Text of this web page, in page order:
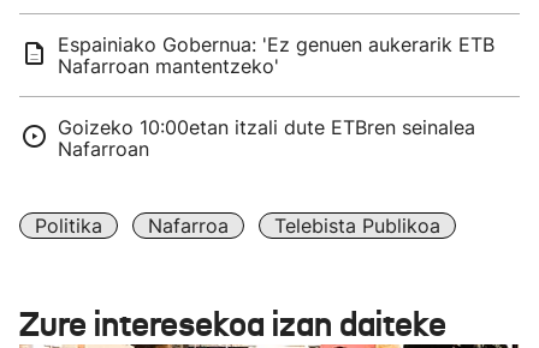
Espainiako Gobernua: 'Ez genuen aukerarik ETB
Nafarroan mantentzeko'
Goizeko 10:00etan itzali dute ETBren seinalea
Nafarroan
Politika Nafarroa Telebista Publikoa
Zure interesekoa izan daiteke